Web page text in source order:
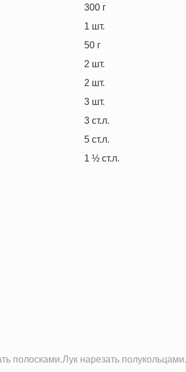
300 г
1 шт.
50 г
2 шт.
2 шт.
3 шт.
3 ст.л.
5 ст.л.
1 ½ ст.л.
полосками.Лук нарезать полукольцами.